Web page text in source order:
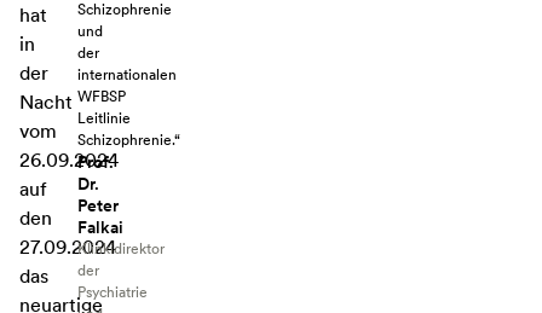
hat
in
der
Nacht
vom
26.09.2024
auf
den
27.09.2024
das
neuartige
Schizophrenie
und
der
internationalen
WFBSP
Leitlinie
Schizophrenie.“
Prof.
Dr.
Peter
Falkai
Klinkidirektor
der
Psychiatrie